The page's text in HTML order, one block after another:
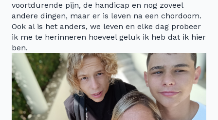
voortdurende pijn, de handicap en nog zoveel
andere dingen, maar er is leven na een chordoom.
Ook al is het anders, we leven en elke dag probeer
ik me te herinneren hoeveel geluk ik heb dat ik hier
ben.